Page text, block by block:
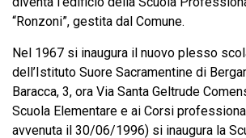
“Ronzoni”, gestita dal Comune.
Nel 1967 si inaugura il nuovo plesso
dell’Istituto Suore Sacramentine di
Baracca, 3, ora Via Santa Geltrude
Scuola Elementare e ai Corsi
avvenuta il 30/06/1996) si inaugura la